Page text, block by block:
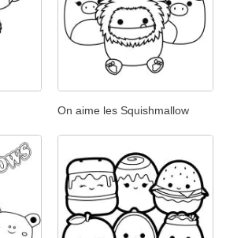
On aime les Squishmallow